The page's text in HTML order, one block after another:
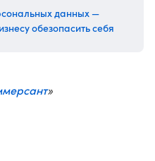
данных —
обезопасить себя
»